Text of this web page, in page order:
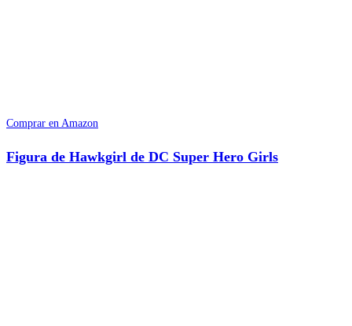
Comprar en Amazon
Figura de Hawkgirl de DC Super Hero Girls